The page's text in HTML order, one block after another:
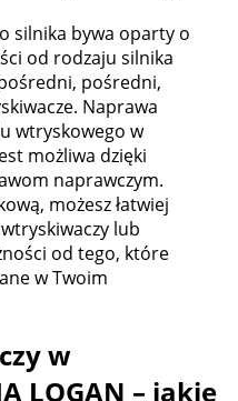
silnika bywa oparty o
od rodzaju silnika
pośredni,
Naprawa
wtryskowego w
możliwa dzięki
naprawczym.
możesz łatwiej
lub
od tego, które
w Twoim
w
LOGAN – jakie